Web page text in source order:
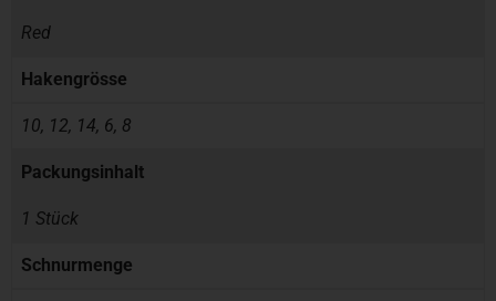
Red
Hakengrösse
10, 12, 14, 6, 8
Packungsinhalt
1 Stück
Schnurmenge